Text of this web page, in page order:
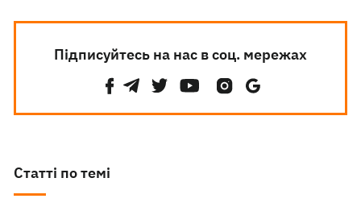
Підписуйтесь на нас в соц. мережах
Статті по темі